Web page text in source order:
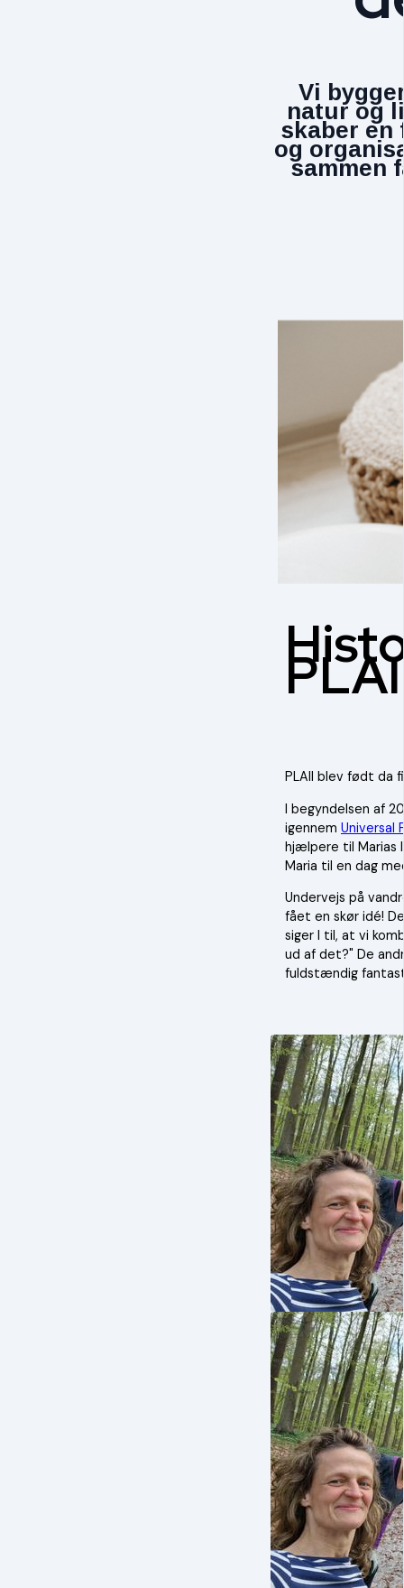
Vi
natur og
skaber en
og
sammen
PLAII blev født da
I begyndelsen af
igennem Universal
hjælpere til Marias
Maria til en dag
Undervejs på
fået en skør idé!
siger I til, at vi
ud af det?" De
fuldstændig